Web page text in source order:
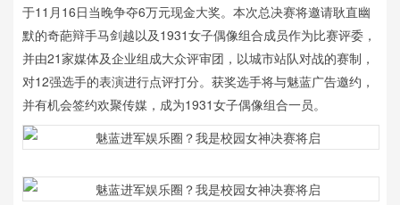
于11月16日当晚争夺6万元现金大奖。本次总决赛将邀请耿直幽
默的奇葩辩手马剑越以及1931女子偶像组合成员作为比赛评委，
并由21家媒体及企业组成大众评审团，以城市站队对战的赛制，
对12强选手的表演进行点评打分。获奖选手将与魅蓝广告邀约，
并有机会签约欢聚传媒，成为1931女子偶像组合一员。